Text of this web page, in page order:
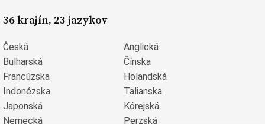
36 krajín, 23 jazykov
Česká
Anglická
Bulharská
Čínska
Francúzska
Holandská
Indonézska
Talianska
Japonská
Kórejská
Nemecká
Perzská